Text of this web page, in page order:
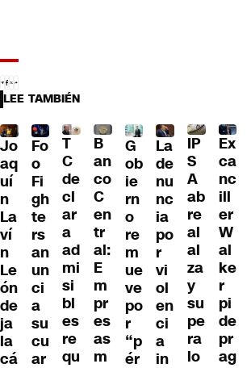
LEE TAMBIÉN
Jo
aq
uí
n
La
ví
n
Le
ón
de
ja
la
cá
Fo
o
Fi
gh
te
rs
an
un
ci
a
su
cu
ar
T
C
de
cl
ar
a
ad
mi
si
bl
es
re
qu
B
an
co
C
en
tr
al:
E
m
pr
es
as
m
G
ob
ie
rn
o
re
m
ue
ve
po
r
“p
ér
La
de
nu
nc
ia
po
r
vi
ol
en
ci
a
in
IP
S
A
ab
re
al
al
za
y
su
pe
ra
lo
Ex
ca
nc
ill
er
W
al
ke
r
pi
de
pr
ag